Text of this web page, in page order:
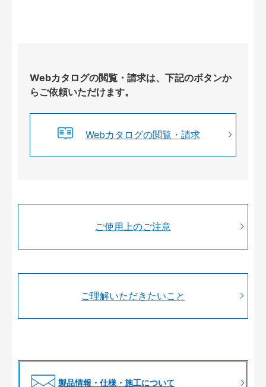
Webカタログの閲覧・請求は、下記のボタンか
らご依頼いただけます。
Webカタログの閲覧・請求
ご使用上のご注意
ご理解いただきたいこと
製品情報・仕様・施工について